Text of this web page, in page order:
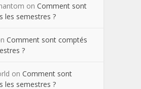
on Comment sont
les semestres ?
Comment sont comptés
?
on Comment sont
les semestres ?